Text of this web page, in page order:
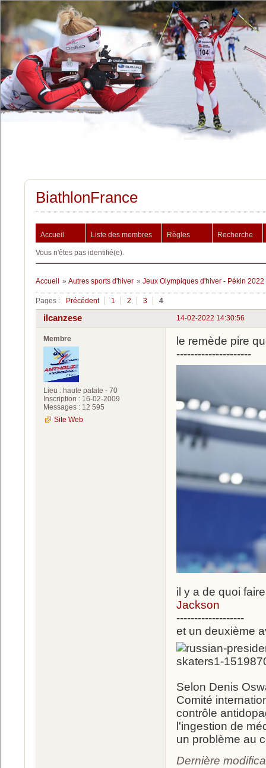
BiathlonFrance
Accueil Liste des membres Règles Recherche
Vous n'êtes pas identifié(e).
Accueil » Autres sports d'hiver » Jeux Olympiques d'hiver - Pékin 2022
Pages : Précédent 1 2 3 4
14-02-2022 14:30:56
ilcanzese
Membre
Lieu : haute patate - 70
Inscription : 16-02-2009
Messages : 12 595
Site Web
le remède pire
---------------------
il y a de quoi
Jackson
-------------------
et un deuxième
Selon Denis
Comité
contrôle
l'ingestion de
un problème au
Dernière